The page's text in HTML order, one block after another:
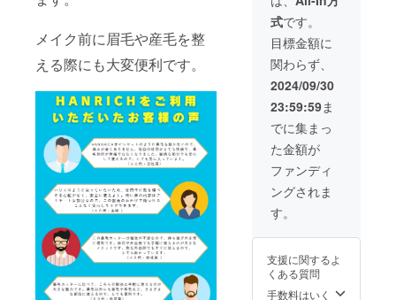
メイク前に眉毛や産毛を整
える際にも大変便利です。
びに便
利な
HANAR
ICH専用
ケース
を、ご
支援い
ただき
ました
方全員
に提供
いたし
ます。
式です。
目標金額に
関わらず、
2024/09/30
23:59:59ま
でに集まっ
た金額が
ファンディ
ングされま
す。
支援に関するよ
くある質問
手数料はいく